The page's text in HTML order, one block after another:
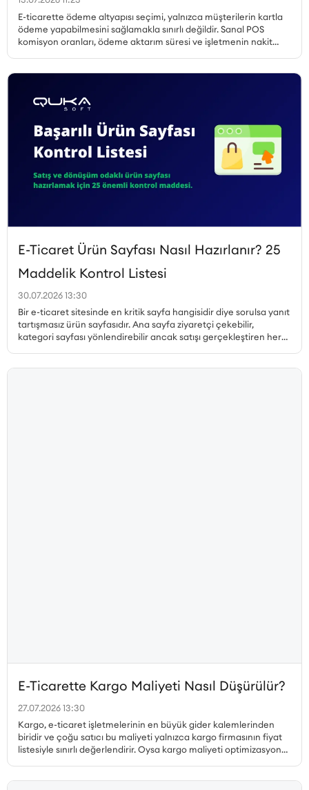
E-ticarette ödeme altyapısı seçimi, yalnızca müşterilerin kartla
ödeme yapabilmesini sağlamakla sınırlı değildir. Sanal POS
komisyon oranları, ödeme aktarım süresi ve işletmenin nakit
birliğiyle hazırlanan özel kampanya kapsamında, yeni iyzico
başlayan avantajlı komisyon oranlarından yararlanabilir.
İşletmeler, nakit akışlarına uygun blokaj süresini seçerek online
ödemelerini avantajlı oranlarla almaya başlayabilir.
E-Ticaret Ürün Sayfası Nasıl Hazırlanır? 25
Maddelik Kontrol Listesi
30.07.2026 13:30
Bir e-ticaret sitesinde en kritik sayfa hangisidir diye sorulsa yanıt
tartışmasız ürün sayfasıdır. Ana sayfa ziyaretçi çekebilir,
kategori sayfası yönlendirebilir ancak satışı gerçekleştiren her
E-Ticarette Kargo Maliyeti Nasıl Düşürülür?
27.07.2026 13:30
Kargo, e-ticaret işletmelerinin en büyük gider kalemlerinden
biridir ve çoğu satıcı bu maliyeti yalnızca kargo firmasının fiyat
listesiyle sınırlı değerlendirir. Oysa kargo maliyeti optimizasyonu